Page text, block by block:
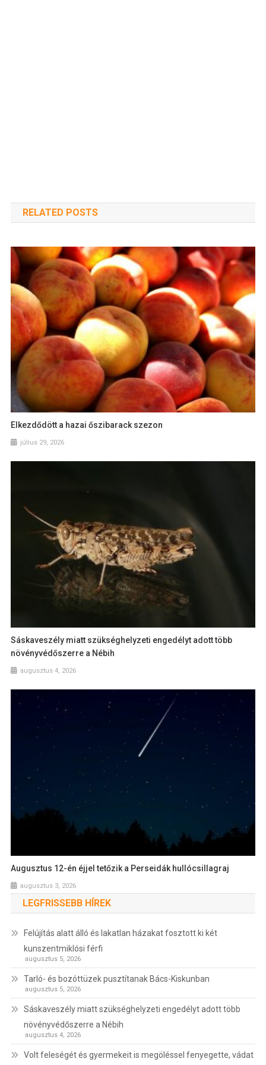
RELATED POSTS
Elkezdődött a hazai őszibarack szezon
július 29, 2026
Sáskaveszély miatt szükséghelyzeti engedélyt adott több
növényvédőszerre a Nébih
augusztus 4, 2026
Augusztus 12-én éjjel tetőzik a Perseidák hullócsillagraj
augusztus 3, 2026
LEGFRISSEBB HÍREK
Felújítás alatt álló és lakatlan házakat fosztott ki két
kunszentmiklósi férfi
augusztus 5, 2026
Tarló- és bozóttüzek pusztítanak Bács-Kiskunban
augusztus 5, 2026
Sáskaveszély miatt szükséghelyzeti engedélyt adott több
növényvédőszerre a Nébih
augusztus 4, 2026
Volt feleségét és gyermekeit is megöléssel fenyegette, vádat